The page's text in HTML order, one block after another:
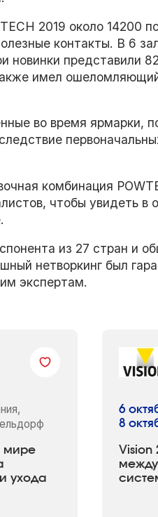
2019 около 14200
контакты. В 6
новинки представили
имел
во время ярмарки,
комбинация
чтобы увидеть
из 27 стран и
нетворкинг был
экспертам.
мире
ухода
Vision
6
8